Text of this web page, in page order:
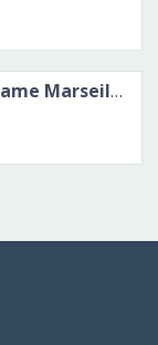
TIME OUT Real Escape Game Marseille